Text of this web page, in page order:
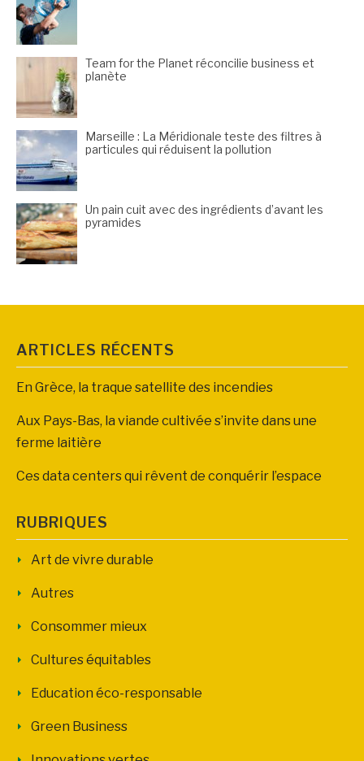
Team for the Planet réconcilie business et
planète
Marseille : La Méridionale teste des filtres à
particules qui réduisent la pollution
Un pain cuit avec des ingrédients d’avant les
pyramides
ARTICLES RÉCENTS
En Grèce, la traque satellite des incendies
Aux Pays-Bas, la viande cultivée s’invite dans une
ferme laitière
Ces data centers qui rêvent de conquérir l’espace
RUBRIQUES
Art de vivre durable
Autres
Consommer mieux
Cultures équitables
Education éco-responsable
Green Business